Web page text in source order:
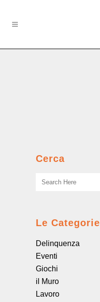
Cerca
Le Categorie
Delinquenza
Eventi
Giochi
il Muro
Lavoro